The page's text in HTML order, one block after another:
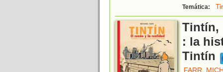
Temática:
Tintín,
: la
Tintín
FARR,